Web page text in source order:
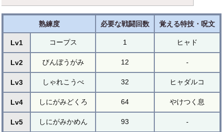
熟練度 必要な戦闘回数 覚える特技・呪文
Lv1 コープス 1 ヒャド
Lv2 びんぼうがみ 12 -
Lv3 しゃれこうべ 32 ヒャダルコ
Lv4 しにがみどくろ 64 やけつく息
Lv5 しにがみかめん 93 -